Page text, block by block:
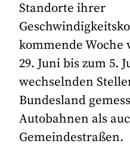
Standorte ihrer
kommende
29. Juni bis zum 5.
wechselnden
Bundesland
Autobahnen als
Gemeindestraßen.